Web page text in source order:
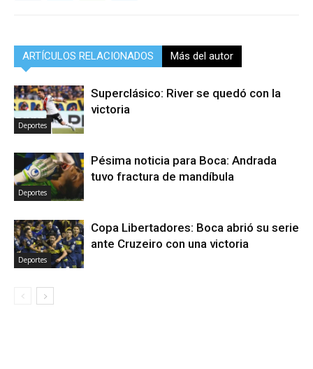
ARTÍCULOS RELACIONADOS Más del autor
Deportes
Superclásico: River se quedó con la
victoria
Deportes
Pésima noticia para Boca: Andrada
tuvo fractura de mandíbula
Deportes
Copa Libertadores: Boca abrió su serie
ante Cruzeiro con una victoria